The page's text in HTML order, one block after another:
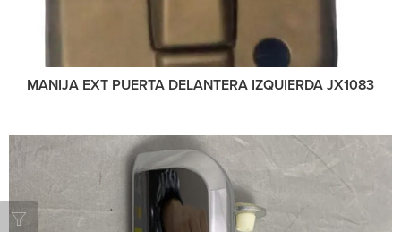
MANIJA EXT PUERTA DELANTERA IZQUIERDA JX1083